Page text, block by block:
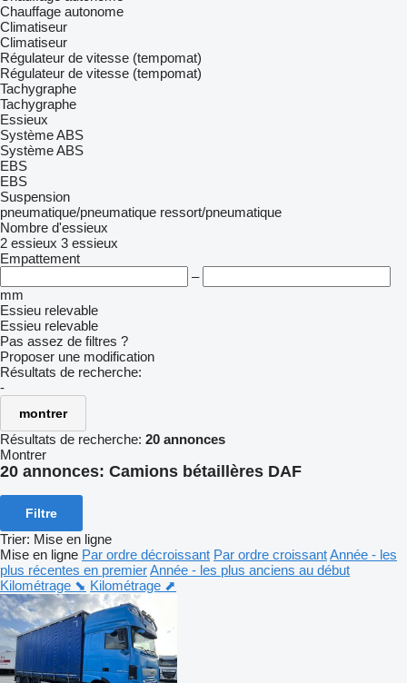
Chauffage autonome
Climatiseur
Climatiseur
Régulateur de vitesse (tempomat)
Régulateur de vitesse (tempomat)
Tachygraphe
Tachygraphe
Essieux
Système ABS
Système ABS
EBS
EBS
Suspension
pneumatique/pneumatique ressort/pneumatique
Nombre d'essieux
2 essieux 3 essieux
Empattement
–
mm
Essieu relevable
Essieu relevable
Pas assez de filtres ?
Proposer une modification
Résultats de recherche:
-
montrer
Résultats de recherche: 20 annonces
Montrer
20 annonces: Camions bétaillères DAF
Filtre
Trier: Mise en ligne
Mise en ligne Par ordre décroissant Par ordre croissantAnnée - les
plus récentes en premierAnnée - les plus anciens au début
Kilométrage ⬊ Kilométrage ⬈